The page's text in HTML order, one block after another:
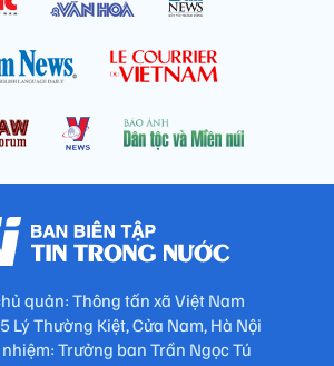
quản: Thông tấn xã Việt Nam
Lý Thường Kiệt, Cửa Nam, Hà Nội
Trưởng ban Trần Ngọc Tú